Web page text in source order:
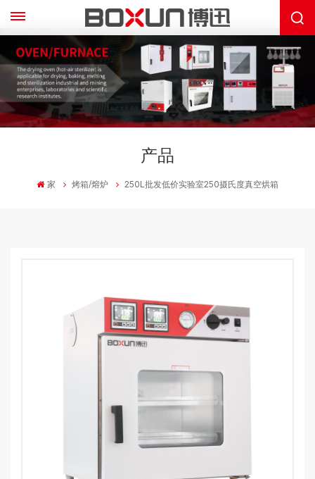
产品
家 烤箱/熔炉 250L批发低价实验室250摄氏度真空烘箱